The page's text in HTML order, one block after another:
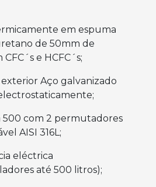
em espuma
de 50mm de
e HCFC´s;
Aço galvanizado
500 com 2 permutadores
AISI 316L;
eléctrica
até 500 litros);